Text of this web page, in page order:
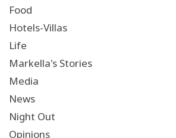
Food
Hotels-Villas
Life
Markella's Stories
Media
News
Night Out
Opinions